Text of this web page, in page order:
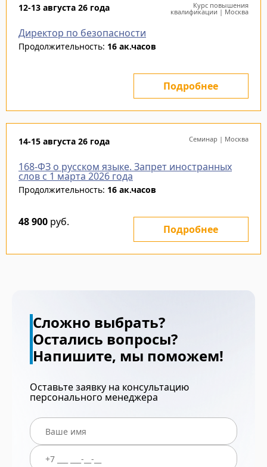
12-13 августа 26 года Курс повышения
квалификации | Москва
Директор по безопасности
Продолжительность: 16 ак.часов
Подробнее
14-15 августа 26 года Семинар | Москва
168‑ФЗ о русском языке. Запрет иностранных
слов с 1 марта 2026 года
Продолжительность: 16 ак.часов
48 900 руб.
Подробнее
Сложно выбрать?
Остались вопросы?
Напишите, мы поможем!
Оставьте заявку на консультацию
персонального менеджера